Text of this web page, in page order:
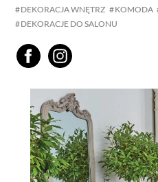
DEKORACJA WNĘTRZ KOMODA
DEKORACJE DO SALONU